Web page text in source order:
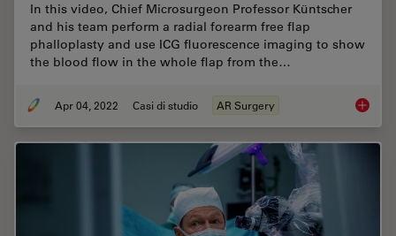
In this video, Chief Microsurgeon Professor Küntscher
and his team perform a radial forearm free flap
phalloplasty and use ICG fluorescence imaging to show
the blood flow in the whole flap from the…
Apr 04, 2022 Casi di studio AR Surgery Using